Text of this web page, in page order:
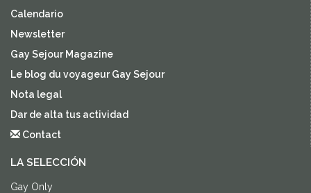
Calendario
Newsletter
Gay Sejour Magazine
Le blog du voyageur Gay Sejour
Nota legal
Dar de alta tus actividad
Contact
LA SELECCIÓN
Gay Only